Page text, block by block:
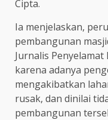
Cipta.
Ia menjelaskan,
pembangunan
Jurnalis
karena adanya
mengakibatkan
rusak, dan dinilai
pembangunan